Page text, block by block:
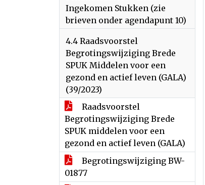
Ingekomen Stukken (zie
brieven onder agendapunt 10)
4.4 Raadsvoorstel
Begrotingswijziging Brede
SPUK Middelen voor een
gezond en actief leven (GALA)
(39/2023)
Raadsvoorstel
Begrotingswijziging Brede
SPUK middelen voor een
gezond en actief leven (GALA)
Begrotingswijziging BW-
01877